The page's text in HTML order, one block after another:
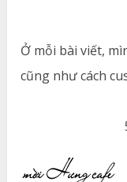
Ở mỗi bài viết,
cũng như cách